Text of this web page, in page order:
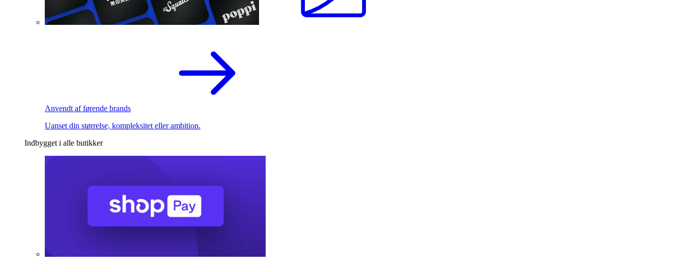
Anvendt af førende brands
Uanset din størrelse, kompleksitet eller ambition.
Indbygget i alle butikker